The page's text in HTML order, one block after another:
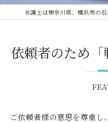
依頼者のため
ご依頼者様の意思を尊重